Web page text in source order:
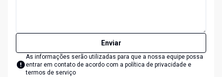
Enviar
As informações serão utilizadas para que a nossa equipe possa
entrar em contato de acordo com a política de privacidade e
termos de serviço